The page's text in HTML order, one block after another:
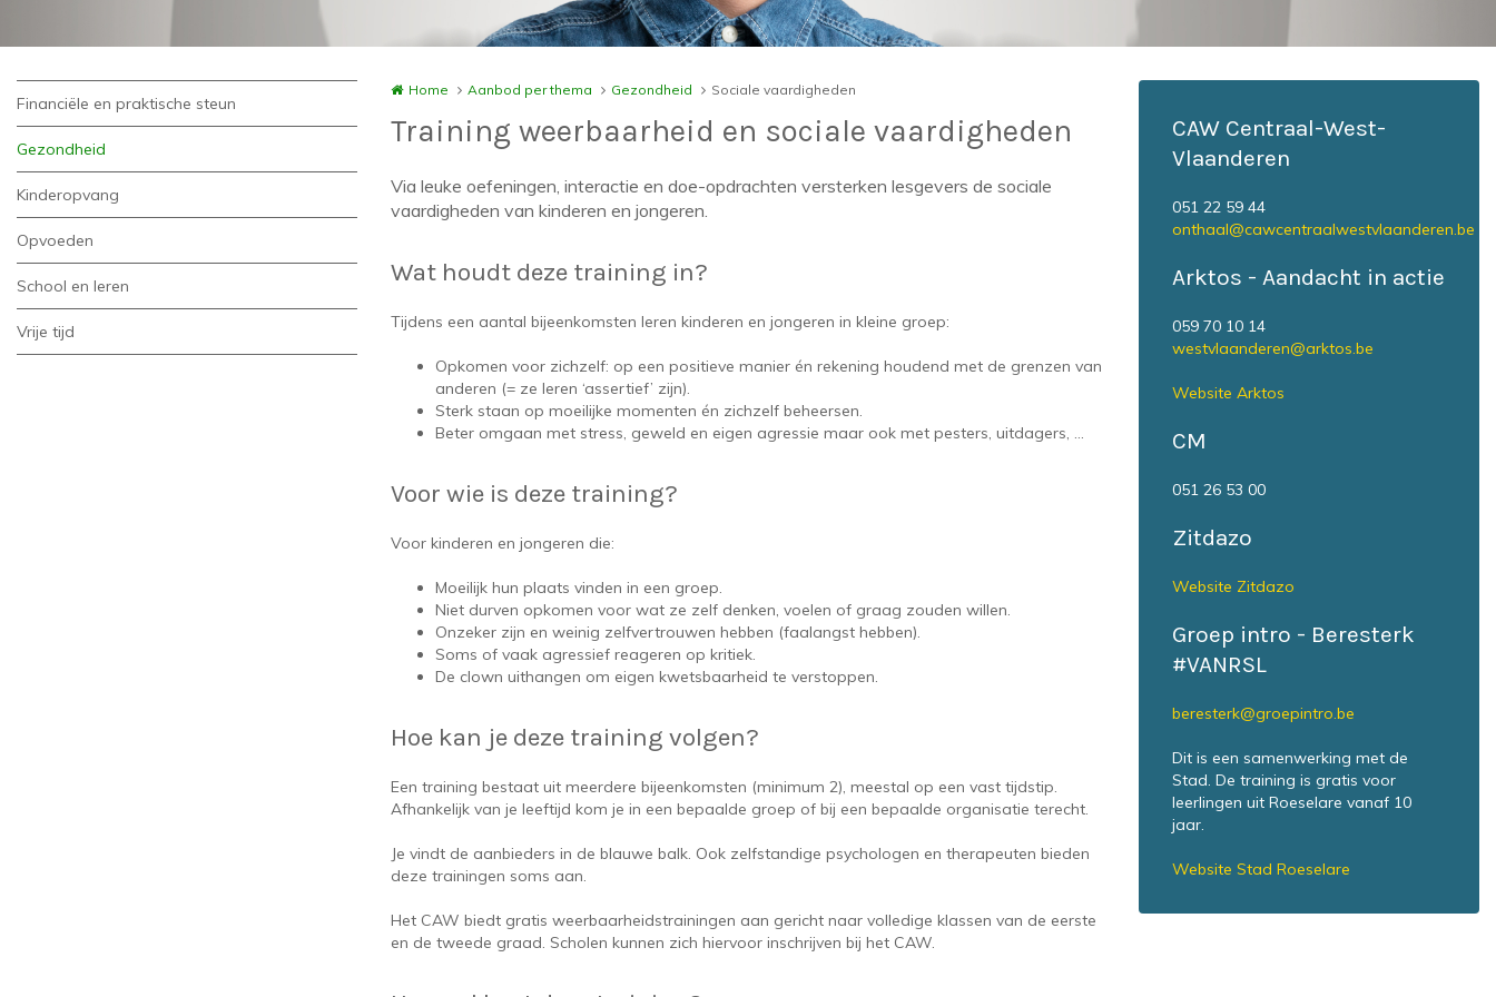
Financiële en praktische steun
Gezondheid
Kinderopvang
Opvoeden
School en leren
Vrije tijd
Home Aanbod per thema Gezondheid Sociale vaardigheden
Training weerbaarheid en sociale vaardigheden
Via leuke oefeningen, interactie en doe-opdrachten versterken lesgevers de sociale
vaardigheden van kinderen en jongeren.
Wat houdt deze training in?
Tijdens een aantal bijeenkomsten leren kinderen en jongeren in kleine groep:
Opkomen voor zichzelf: op een positieve manier én rekening houdend met de grenzen van
anderen (= ze leren ‘assertief’ zijn).
Sterk staan op moeilijke momenten én zichzelf beheersen.
Beter omgaan met stress, geweld en eigen agressie maar ook met pesters, uitdagers, …
Voor wie is deze training?
Voor kinderen en jongeren die:
Moeilijk hun plaats vinden in een groep.
Niet durven opkomen voor wat ze zelf denken, voelen of graag zouden willen.
Onzeker zijn en weinig zelfvertrouwen hebben (faalangst hebben).
Soms of vaak agressief reageren op kritiek.
De clown uithangen om eigen kwetsbaarheid te verstoppen.
Hoe kan je deze training volgen?
Een training bestaat uit meerdere bijeenkomsten (minimum 2), meestal op een vast tijdstip.
Afhankelijk van je leeftijd kom je in een bepaalde groep of bij een bepaalde organisatie terecht.
Je vindt de aanbieders in de blauwe balk. Ook zelfstandige psychologen en therapeuten bieden
deze trainingen soms aan.
Het CAW biedt gratis weerbaarheidstrainingen aan gericht naar volledige klassen van de eerste
en de tweede graad. Scholen kunnen zich hiervoor inschrijven bij het CAW.
CAW Centraal-West-
Vlaanderen
051 22 59 44
onthaal@cawcentraalwestvlaanderen.be
Arktos - Aandacht in actie
059 70 10 14
westvlaanderen@arktos.be
Website Arktos
CM
051 26 53 00
Zitdazo
Website Zitdazo
Groep intro - Beresterk
#VANRSL
beresterk@groepintro.be
Dit is een samenwerking met de
Stad. De training is gratis voor
leerlingen uit Roeselare vanaf 10
jaar.
Website Stad Roeselare